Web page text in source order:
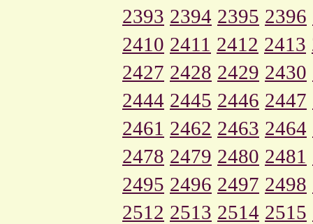
2393 2394 2395 2396
2410 2411 2412 2413
2427 2428 2429 2430
2444 2445 2446 2447
2461 2462 2463 2464
2478 2479 2480 2481
2495 2496 2497 2498
2512 2513 2514 2515